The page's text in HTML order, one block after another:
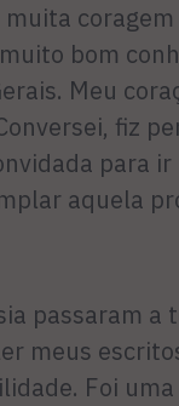
bom
Meu
fiz
para
aquela
passaram a
meus
Foi